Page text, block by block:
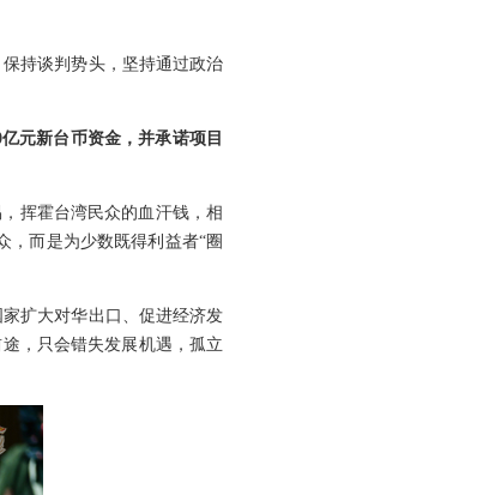
持谈判势头，坚持通过政治
元新台币资金，并承诺项目
挥霍台湾民众的血汗钱，相
，而是为少数既得利益者“圈
扩大对华出口、促进经济发
，只会错失发展机遇，孤立